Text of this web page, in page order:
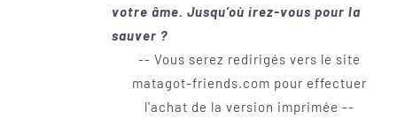
votre âme. Jusqu’où irez-vous pour la
sauver ?
-- Vous serez redirigés vers le site
matagot-friends.com pour effectuer
l'achat de la version imprimée --